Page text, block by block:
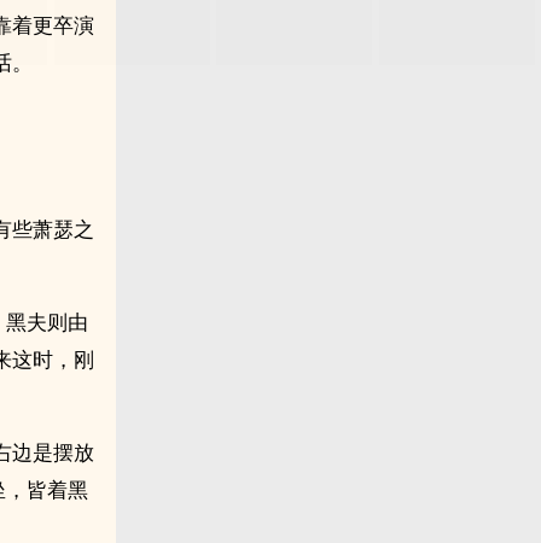
着更卒演
些萧瑟之
夫则由
这时，刚
边是摆放
，皆着黑